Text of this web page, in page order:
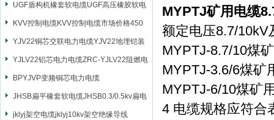
UGF盾构机橡套软电缆UGF高压橡胶软电
缆
KVV控制电缆KVV控制电缆市场价格450
YJV22铜芯交联电力电缆YJV22地埋铠装
电源电缆
YJLV22铝芯电力电缆ZRC-YJLV22阻燃电
力电缆
BPYJVP变频铜芯电力电缆
JHSB扁平橡套软电缆JHSB0.3/0.5kv扁电
缆
jklyj架空电缆jklyj10kv架空绝缘导线
MYPTJ矿用电缆
额定电压8.7/10kV
MYPTJ-8.7/10煤
MYPTJ-3.6/6煤矿
MYPTJ-6/10煤矿
4 电缆规格应符合